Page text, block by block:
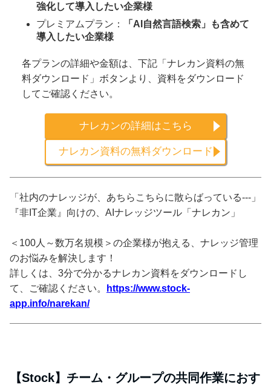
強化して導入したい企業様
プレミアムプラン：
「AI自然言語検索」も含めて
導入したい企業様
各プランの詳細や金額は、下記「ナレカン資料の無
料ダウンロード」ボタンより、資料をダウンロード
してご確認ください。
ナレカンの詳細はこちら
ナレカン資料の無料ダウンロード
「社内のナレッジが、あちらこちらに散らばっている---」
『非IT企業』向けの、AIナレッジツール「ナレカン」
＜100人～数万名規模＞の企業様が抱える、ナレッジ管理
のお悩みを解決します！
詳しくは、3分で分かるナレカン資料をダウンロードし
て、ご確認ください。
https://www.stock-
app.info/narekan/
【Stock】チーム・グループの共同作業におす